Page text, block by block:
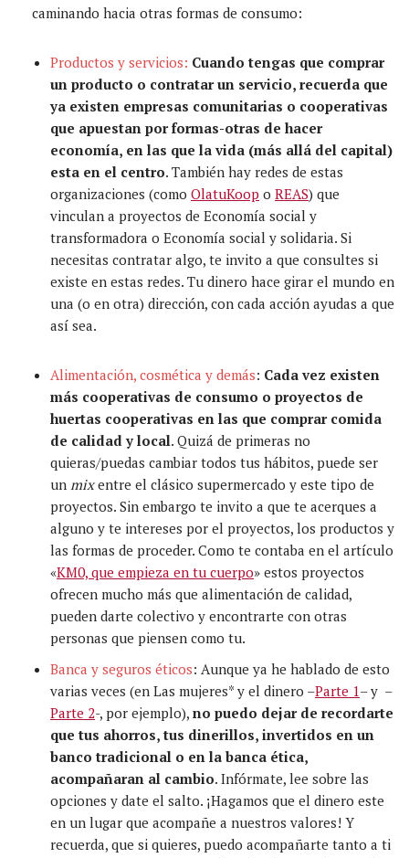
caminando hacia otras formas de consumo:
Productos y servicios: Cuando tengas que comprar
un producto o contratar un servicio, recuerda que
ya existen empresas comunitarias o cooperativas
que apuestan por formas-otras de hacer
economía, en las que la vida (más allá del capital)
esta en el centro. También hay redes de estas
organizaciones (como OlatuKoop o REAS) que
vinculan a proyectos de Economía social y
transformadora o Economía social y solidaria. Si
necesitas contratar algo, te invito a que consultes si
existe en estas redes. Tu dinero hace girar el mundo en
una (o en otra) dirección, con cada acción ayudas a que
así sea.
Alimentación, cosmética y demás: Cada vez existen
más cooperativas de consumo o proyectos de
huertas cooperativas en las que comprar comida
de calidad y local. Quizá de primeras no
quieras/puedas cambiar todos tus hábitos, puede ser
un mixentre el clásico supermercado y este tipo de
proyectos. Sin embargo te invito a que te acerques a
alguno y te intereses por el proyectos, los productos y
las formas de proceder. Como te contaba en el artículo
«KM0, que empieza en tu cuerpo» estos proyectos
ofrecen mucho más que alimentación de calidad,
pueden darte colectivo y encontrarte con otras
personas que piensen como tu.
Banca y seguros éticos: Aunque ya he hablado de esto
varias veces (en Las mujeres* y el dinero –Parte 1– y –
Parte 2-, por ejemplo), no puedo dejar de recordarte
que tus ahorros, tus dinerillos, invertidos en un
banco tradicional o en la banca ética,
acompañaran al cambio. Infórmate, lee sobre las
opciones y date el salto. ¡Hagamos que el dinero este
en un lugar que acompañe a nuestros valores! Y
recuerda, que si quieres, puedo acompañarte tanto a ti